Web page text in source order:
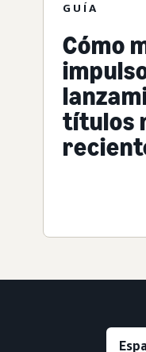
GUÍA
Cómo
títulos